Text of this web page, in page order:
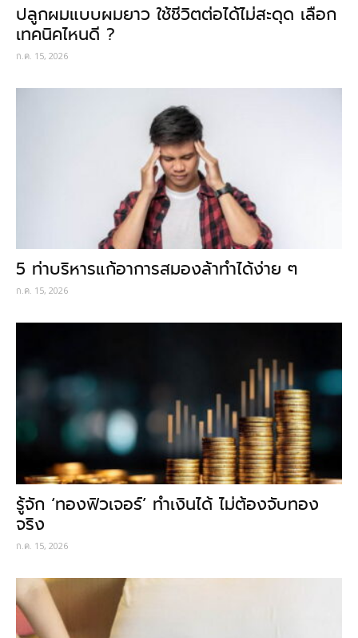
ปลูกผมแบบผมยาว ใช้ชีวิตต่อได้ไม่สะดุด เลือก
เทคนิคไหนดี ?
ก.ค. 15, 2026
5 ท่าบริหารแก้อาการสมองล้าทำได้ง่าย ๆ
ก.ค. 15, 2026
รู้จัก ‘ทองฟิวเจอร์’ ทำเงินได้ ไม่ต้องจับทอง
จริง
ก.ค. 15, 2026